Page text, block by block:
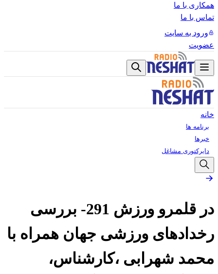
همکاری با ما
تماس با ما
ورود به سایت
عضویت
خانه
برنامه ها
خبرها
دایرکتوری مشاغل
در قلمرو ورزش 291- بررسی
رخدادهای ورزشی جهان همراه با
محمد شهرابی ،کارشناس،